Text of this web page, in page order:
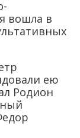
вошла в
ею
Родион